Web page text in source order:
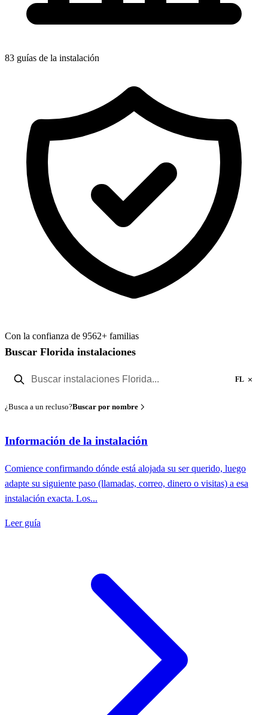
83 guías de la instalación
Con la confianza de 9562+ familias
Buscar Florida instalaciones
FL ×
¿Busca a un recluso?Buscar por nombre
Información de la instalación
Comience confirmando dónde está alojada su ser querido, luego
adapte su siguiente paso (llamadas, correo, dinero o visitas) a esa
instalación exacta. Los...
Leer guía